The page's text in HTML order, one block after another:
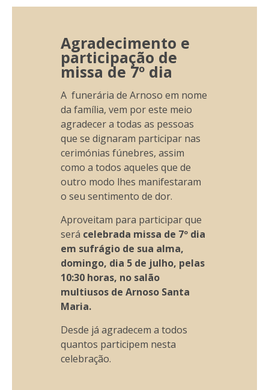
Agradecimento e
participação de
missa de 7º dia
A funerária de Arnoso em nome
da família, vem por este meio
agradecer a todas as pessoas
que se dignaram participar nas
cerimónias fúnebres, assim
como a todos aqueles que de
outro modo lhes manifestaram
o seu sentimento de dor.
Aproveitam para participar que
será celebrada missa de 7º dia
em sufrágio de sua alma,
domingo, dia 5 de julho, pelas
10:30 horas, no salão
multiusos de Arnoso Santa
Maria.
Desde já agradecem a todos
quantos participem nesta
celebração.